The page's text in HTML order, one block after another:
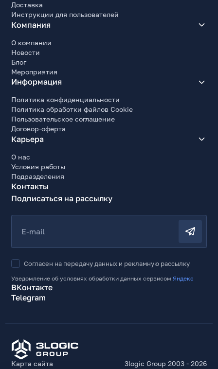
Доставка
Инструкции для пользователей
Компания
О компании
Новости
Блог
Мероприятия
Информация
Политика конфиденциальности
Политика обработки файлов Cookie
Пользовательское соглашение
Договор-оферта
Карьера
О нас
Условия работы
Подразделения
Контакты
Подписаться на рассылку
E-mail
Согласен на передачу данных и рекламную рассылку
Уведомление об условиях обработки данных сервисом Яндекс
ВКонтакте
Telegram
Карта сайта 3logic Group 2003 - 2026